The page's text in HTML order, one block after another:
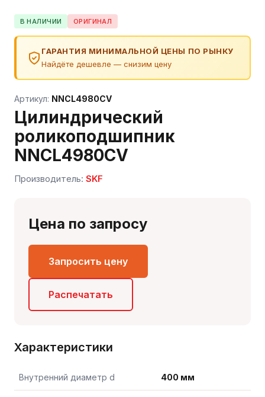
В НАЛИЧИИ ОРИГИНАЛ
ГАРАНТИЯ МИНИМАЛЬНОЙ ЦЕНЫ ПО РЫНКУ
Найдёте дешевле — снизим цену
Артикул: NNCL4980CV
Цилиндрический
роликоподшипник
NNCL4980CV
Производитель: SKF
Цена по запросу
Запросить цену
Распечатать
Характеристики
Внутренний диаметр d 400 мм
Сергей — первый в отрасли ИИ-эксперт по